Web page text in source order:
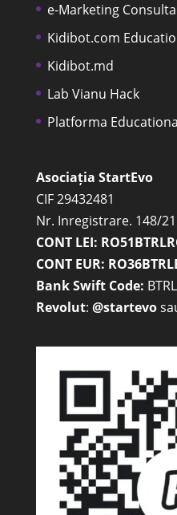
e-Marketing
Kidibot.com
Kidibot.md
Lab Vianu Hack
Platforma
Asociația StartEvo
CIF 29432481
Nr. Inregistrare. 148/
CONT LEI:
CONT EUR:
Bank Swift Code:
Revolut: @startevo